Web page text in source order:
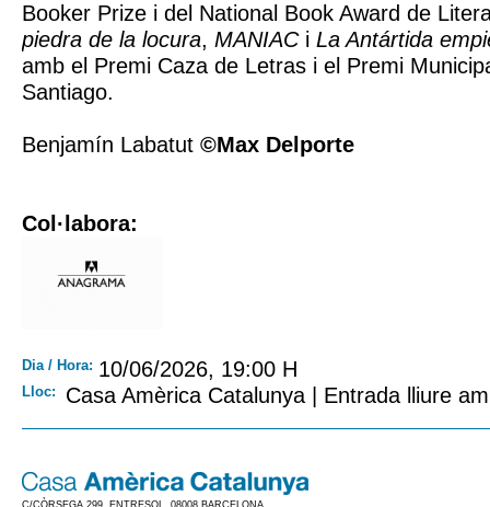
Booker Prize i del National Book Award de
piedra de la locura, MANIACi La Antártida
amb el Premi Caza de Letras i el Premi
Santiago.
Benjamín Labatut ©Max Delporte
Col·labora:
Dia / Hora: 10/06/2026, 19:00 H
Lloc: Casa Amèrica Catalunya | Entrada lliure
C/CÒRSEGA 299, ENTRESOL. 08008 BARCELONA